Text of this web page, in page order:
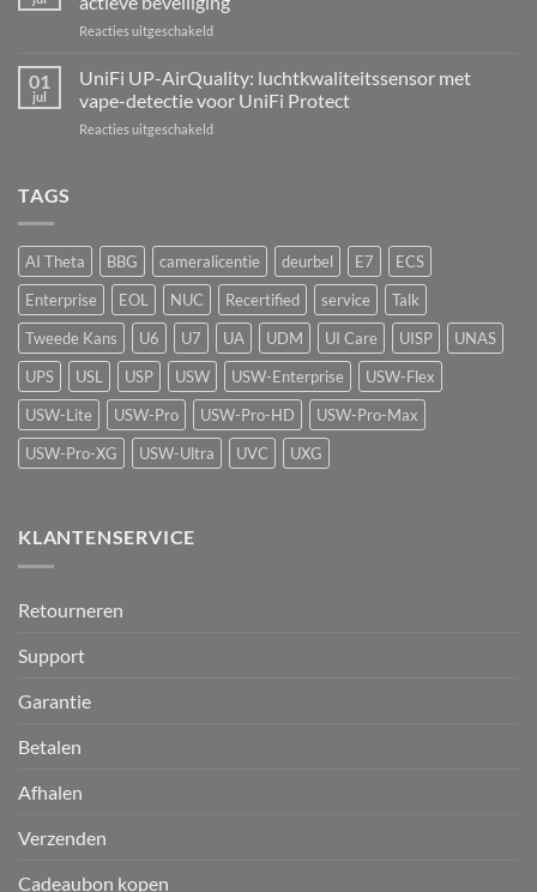
inbraaksensoren
de
eerste
hardware-
refresh
de
Reacties uitgeschakeldvoor
Speaker:
van
passief
01
jul
UniFi UP-AirQuality: luchtkwaliteitssensor met
vape-detectie voor UniFi Protect
Reacties uitgeschakeldvoor
vape-
detectie
voor
UniFi
Protect
TAGS
AI Theta BBG cameralicentie deurbel E7
ECS
Enterprise
EOL NUC Recertified service
Talk
Tweede Kans
U6 U7 UA UDM UI Care UISP
UNAS
UPS
USL USP USW USW-Enterprise
USW-Flex
USW-Lite
USW-Pro USW-Pro-HD
USW-Pro-Max
USW-Pro-XG
USW-Ultra UVC UXG
KLANTENSERVICE
Retourneren
Support
Garantie
Betalen
Afhalen
Verzenden
Cadeaubon kopen